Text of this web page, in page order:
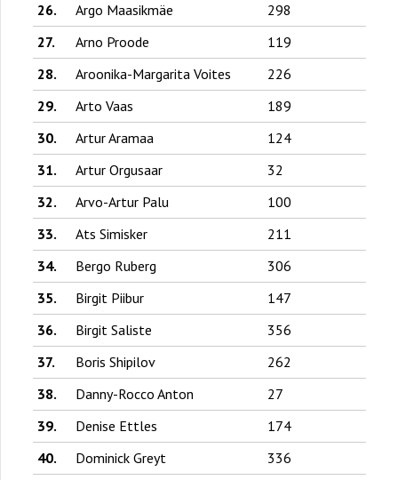
26.
Argo Maasikmäe
298
27.
Arno Proode
119
28.
Aroonika-Margarita Voites
226
29.
Arto Vaas
189
30.
Artur Aramaa
124
31.
Artur Orgusaar
32
32.
Arvo-Artur Palu
100
33.
Ats Simisker
211
34.
Bergo Ruberg
306
35.
Birgit Piibur
147
36.
Birgit Saliste
356
37.
Boris Shipilov
262
38.
Danny-Rocco Anton
27
39.
Denise Ettles
174
40.
Dominick Greyt
336